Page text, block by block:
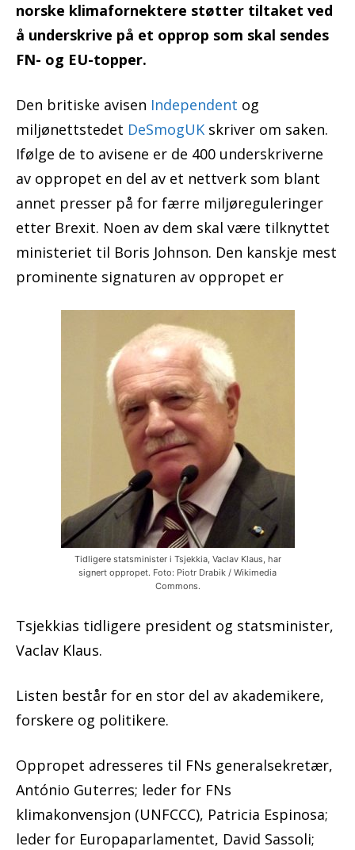
norske klimafornektere støtter tiltaket ved
å underskrive på et opprop som skal sendes
FN- og EU-topper.
Den britiske avisen Independent og
miljønettstedet DeSmogUK skriver om saken.
Ifølge de to avisene er de 400 underskriverne
av oppropet en del av et nettverk som blant
annet presser på for færre miljøreguleringer
etter Brexit. Noen av dem skal være tilknyttet
ministeriet til Boris Johnson. Den kanskje mest
prominente signaturen av oppropet er
Tidligere statsminister i Tsjekkia, Vaclav Klaus, har
signert oppropet. Foto: Piotr Drabik / Wikimedia
Commons.
Tsjekkias tidligere president og statsminister,
Vaclav Klaus.
Listen består for en stor del av akademikere,
forskere og politikere.
Oppropet adresseres til FNs generalsekretær,
António Guterres; leder for FNs
klimakonvensjon (UNFCCC), Patricia Espinosa;
leder for Europaparlamentet, David Sassoli;